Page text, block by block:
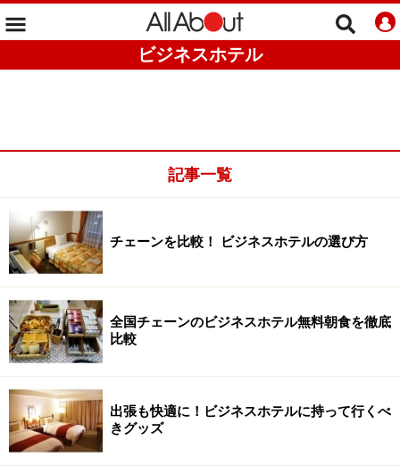
ビジネスホテル
記事一覧
チェーンを比較！ ビジネスホテルの選び方
全国チェーンのビジネスホテル無料朝食を徹底
比較
出張も快適に！ビジネスホテルに持って行くべ
きグッズ